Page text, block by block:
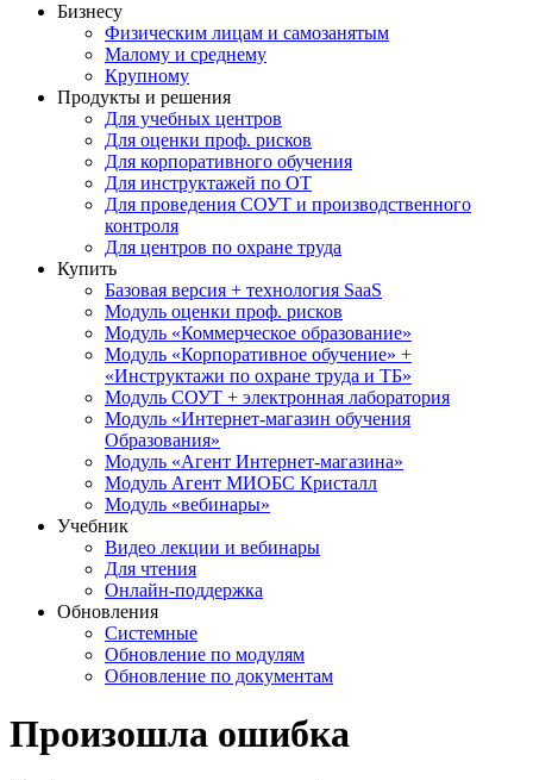
Бизнесу
Физическим лицам и самозанятым
Малому и среднему
Крупному
Продукты и решения
Для учебных центров
Для оценки проф. рисков
Для корпоративного обучения
Для инструктажей по ОТ
Для проведения СОУТ и производственного
контроля
Для центров по охране труда
Купить
Базовая версия + технология SaaS
Модуль оценки проф. рисков
Модуль «Коммерческое образование»
Модуль «Корпоративное обучение» +
«Инструктажи по охране труда и ТБ»
Модуль СОУТ + электронная лаборатория
Модуль «Интернет-магазин обучения
Образования»
Модуль «Агент Интернет-магазина»
Модуль Агент МИОБС Кристалл
Модуль «вебинары»
Учебник
Видео лекции и вебинары
Для чтения
Онлайн-поддержка
Обновления
Системные
Обновление по модулям
Обновление по документам
Произошла ошибка